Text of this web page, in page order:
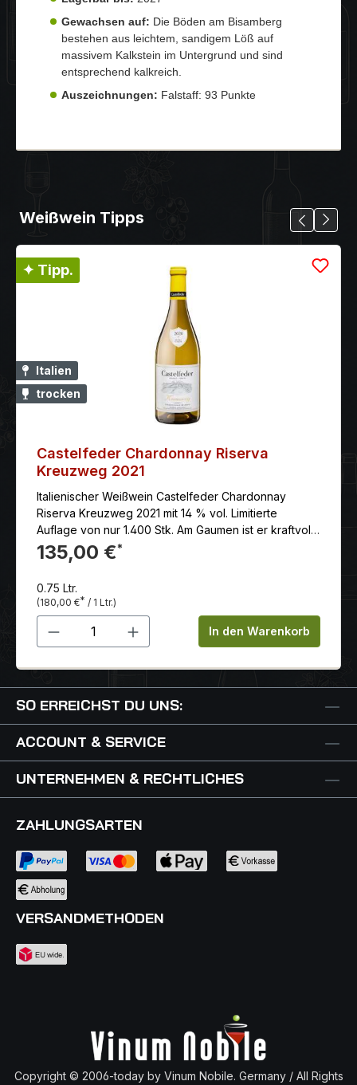
Gewachsen auf: Die Böden am Bisamberg
bestehen aus leichtem, sandigem Löß auf
massivem Kalkstein im Untergrund und sind
entsprechend kalkreich.
Auszeichnungen: Falstaff: 93 Punkte
Weißwein Tipps
✦ Tipp.
Italien
trocken
Castelfeder Chardonnay Riserva
Kreuzweg 2021
Italienischer Weißwein Castelfeder Chardonnay
Riserva Kreuzweg 2021 mit 14 % vol. Limitierte
Auflage von nur 1.400 Stk. Am Gaumen ist er kraftvoll
und strukturiert, mit einer ausgeprägten Säure, die
ihm eine lebendige Frische verleiht. Die Reifung im
angenehme Würze.
135,00 €*
0.75 Ltr.
(180,00 €* / 1 Ltr.)
Produkt Anzahl: Gib denIn den Warenkorb
SO ERREICHST DU UNS:
ACCOUNT & SERVICE
UNTERNEHMEN & RECHTLICHES
ZAHLUNGSARTEN
VERSANDMETHODEN
Copyright © 2006-today by Vinum Nobile. Germany / All Rights